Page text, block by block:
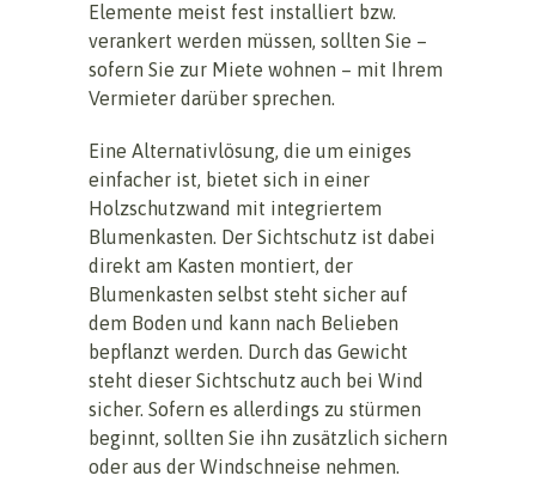
Elemente meist fest installiert bzw.
verankert werden müssen, sollten Sie –
sofern Sie zur Miete wohnen – mit Ihrem
Vermieter darüber sprechen.
Eine Alternativlösung, die um einiges
einfacher ist, bietet sich in einer
Holzschutzwand mit integriertem
Blumenkasten. Der Sichtschutz ist dabei
direkt am Kasten montiert, der
Blumenkasten selbst steht sicher auf
dem Boden und kann nach Belieben
bepflanzt werden. Durch das Gewicht
steht dieser Sichtschutz auch bei Wind
sicher. Sofern es allerdings zu stürmen
beginnt, sollten Sie ihn zusätzlich sichern
oder aus der Windschneise nehmen.